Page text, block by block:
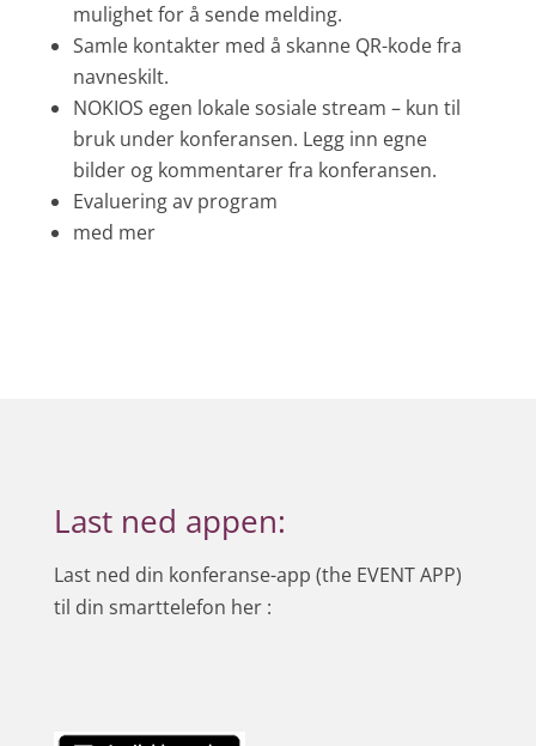
mulighet for å sende melding.
Samle kontakter med å skanne QR-kode fra
navneskilt.
NOKIOS egen lokale sosiale stream – kun til
bruk under konferansen. Legg inn egne
bilder og kommentarer fra konferansen.
Evaluering av program
med mer
Last ned appen:
Last ned din konferanse-app (the EVENT APP)
til din smarttelefon her :